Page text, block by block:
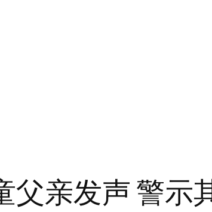
父亲发声 警示